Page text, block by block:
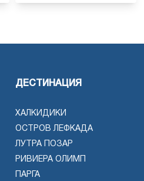
ДЕСТИНАЦИЯ
ХАЛКИДИКИ
ОСТРОВ ЛЕФКАДА
ЛУТРА ПОЗАР
РИВИЕРА ОЛИМП
ПАРГА